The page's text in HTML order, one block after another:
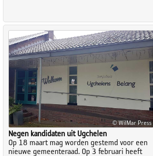
© WilMar Press
Negen kandidaten uit Ugchelen
Op 18 maart mag worden gestemd voor een
nieuwe gemeenteraad. Op 3 februari heeft